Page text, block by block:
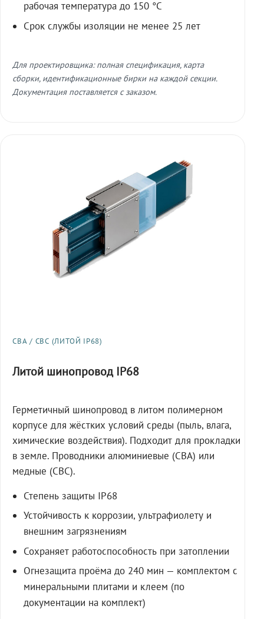
рабочая температура до 150 °C
Срок службы изоляции не менее 25 лет
Для проектировщика: полная спецификация, карта
сборки, идентификационные бирки на каждой секции.
Документация поставляется с заказом.
СВА / СВС (ЛИТОЙ IP68)
Литой шинопровод IP68
Герметичный шинопровод в литом полимерном
корпусе для жёстких условий среды (пыль, влага,
химические воздействия). Подходит для прокладки
в земле. Проводники алюминиевые (СВА) или
медные (СВС).
Степень защиты IP68
Устойчивость к коррозии, ультрафиолету и
внешним загрязнениям
Сохраняет работоспособность при затоплении
Огнезащита проёма до 240 мин — комплектом с
минеральными плитами и клеем (по
документации на комплект)